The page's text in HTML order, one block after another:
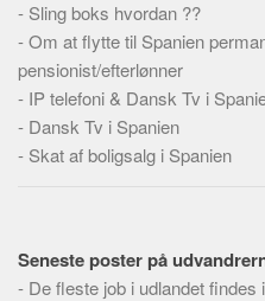
Redigering
Tekstannoncer
Bannere
Hjælp
- Sling boks hvordan ??
-Om at flytte til Spanien
pensionist/efterlønner
- IP telefoni & Dansk Tv i
- Dansk Tv i Spanien
- Skat af boligsalg i Spanien
Seneste poster på
- De fleste job i udlandet findes